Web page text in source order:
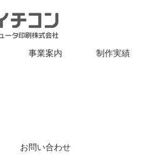
事業案内 制作実績
お問い合わせ